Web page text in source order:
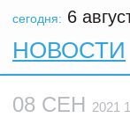
сегодня: 6
НОВОСТИ
08 СЕН 2021